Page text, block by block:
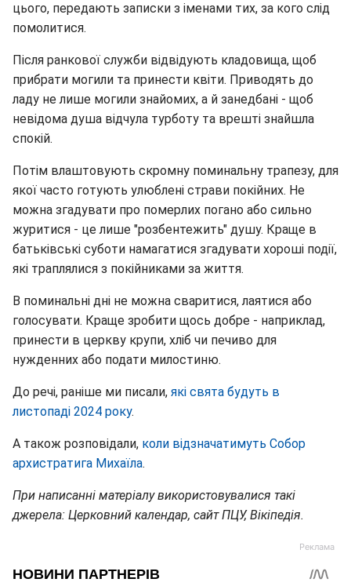
цього, передають записки з іменами тих, за кого слід
помолитися.
Після ранкової служби відвідують кладовища, щоб
прибрати могили та принести квіти. Приводять до
ладу не лише могили знайомих, а й занедбані - щоб
невідома душа відчула турботу та врешті знайшла
спокій.
Потім влаштовують скромну поминальну трапезу, для
якої часто готують улюблені страви покійних. Не
можна згадувати про померлих погано або сильно
журитися - це лише "розбентежить" душу. Краще в
батьківські суботи намагатися згадувати хороші події,
які траплялися з покійниками за життя.
В поминальні дні не можна сваритися, лаятися або
голосувати. Краще зробити щось добре - наприклад,
принести в церкву крупи, хліб чи печиво для
нужденних або подати милостиню.
До речі, раніше ми писали, які свята будуть в
листопаді 2024 року.
А також розповідали, коли відзначатимуть Собор
архистратига Михаїла.
При написанні матеріалу використовувалися такі
джерела: Церковний календар, сайт ПЦУ, Вікіпедія.